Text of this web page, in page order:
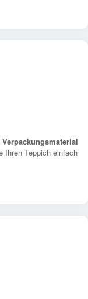
Verpackungsmaterial
Ihren Teppich einfach